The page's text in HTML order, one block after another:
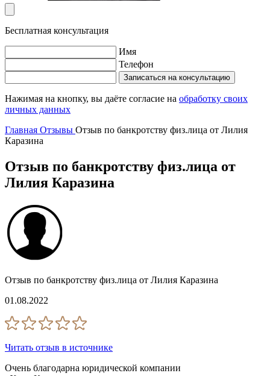
Бесплатная консультация
Имя
Телефон
Записаться на консультацию
Нажимая на кнопку, вы даёте согласие на обработку своих
личных данных
Главная Отзывы Отзыв по банкротству физ.лица от Лилия
Каразина
Отзыв по банкротству физ.лица от
Лилия Каразина
Отзыв по банкротству физ.лица от Лилия Каразина
01.08.2022
Читать отзыв в источнике
Очень благодарна юридической компании